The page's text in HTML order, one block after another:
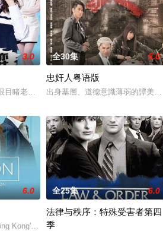
3.0
目睹老公和她唯一的閨蜜的姦情，慘遭兩人
全30集 5.0
忠奸人粤语版
出身基層、道德意識薄弱的譚美
6.0
Kong's elite boating scene find their
全25集 6.0
法律与秩序：特殊受害者第四
季